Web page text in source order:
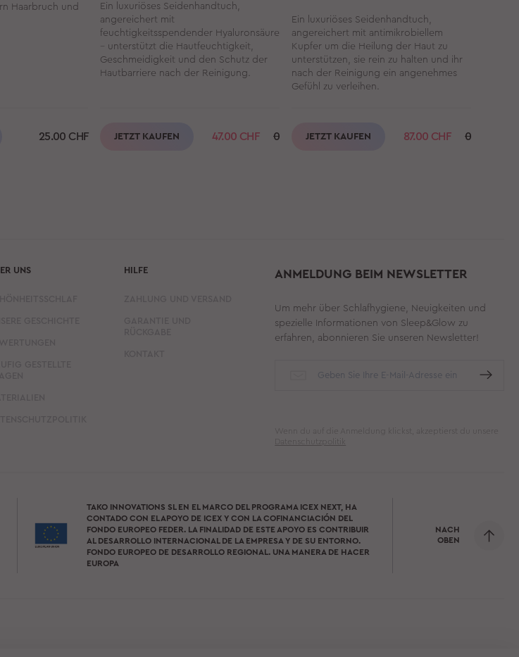
Haarbruch und
25.00 CHF
Ein luxuriöses Seidenhandtuch,
angereichert mit
feuchtigkeitsspendender Hyaluronsäure
– unterstützt die Hautfeuchtigkeit,
Geschmeidigkeit und den Schutz der
Hautbarriere nach der Reinigung.
JETZT KAUFEN 47.00 CHF 0
Ein luxuriöses Seidenhandtuch,
angereichert mit antimikrobiellem
Kupfer um die Heilung der Haut zu
unterstützen, sie rein zu halten und ihr
nach der Reinigung ein angenehmes
Gefühl zu verleihen.
JETZT KAUFEN 87.00 CHF 0
UNS HILFE ANMELDUNG BEIM NEWSLETTER
Um mehr über Schlafhygiene, Neuigkeiten und
spezielle Informationen von Sleep&Glow zu
erfahren, abonnieren Sie unseren Newsletter!
Wenn du auf die Anmeldung klickst, akzeptierst du unsere
Datenschutzpolitik
TAKO INNOVATIONS SL EN EL MARCO DEL PROGRAMA ICEX NEXT, HA
CONTADO CON EL APOYO DE ICEX Y CON LA COFINANCIACIÓN DEL
FONDO EUROPEO FEDER. LA FINALIDAD DE ESTE APOYO ES CONTRIBUIR
AL DESARROLLO INTERNACIONAL DE LA EMPRESA Y DE SU ENTORNO.
FONDO EUROPEO DE DESARROLLO REGIONAL. UNA MANERA DE HACER
EUROPA
NACH
OBEN